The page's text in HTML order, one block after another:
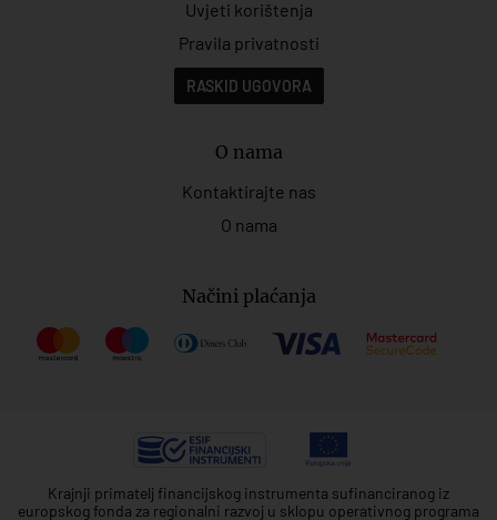
Uvjeti korištenja
Pravila privatnosti
RASKID UGOVORA
O nama
Kontaktirajte nas
O nama
Načini plaćanja
Krajnji primatelj financijskog instrumenta sufinanciranog iz
europskog fonda za regionalni razvoj u sklopu operativnog programa